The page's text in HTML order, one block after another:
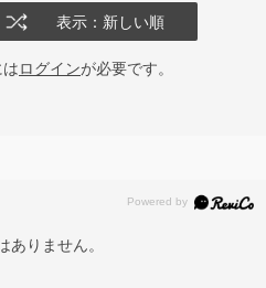
表示：新しい順
ログインが必要です。
ありません。